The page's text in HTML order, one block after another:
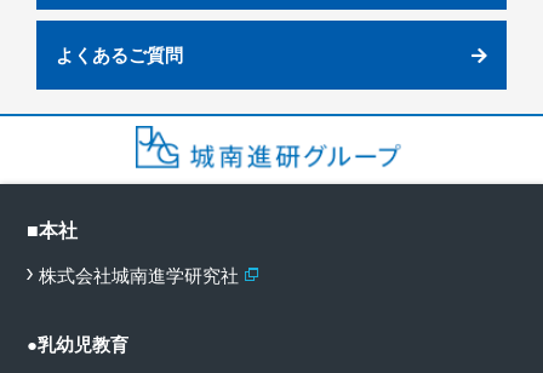
よくあるご質問
■本社
株式会社城南進学研究社
●乳幼児教育